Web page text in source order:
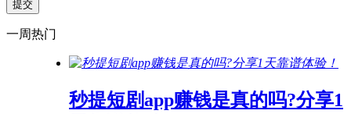
一周热门
秒提短剧app赚钱是真的吗?分享1